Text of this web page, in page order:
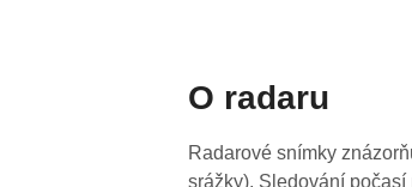
O radaru
Radarové snímky
srážky). Sledování